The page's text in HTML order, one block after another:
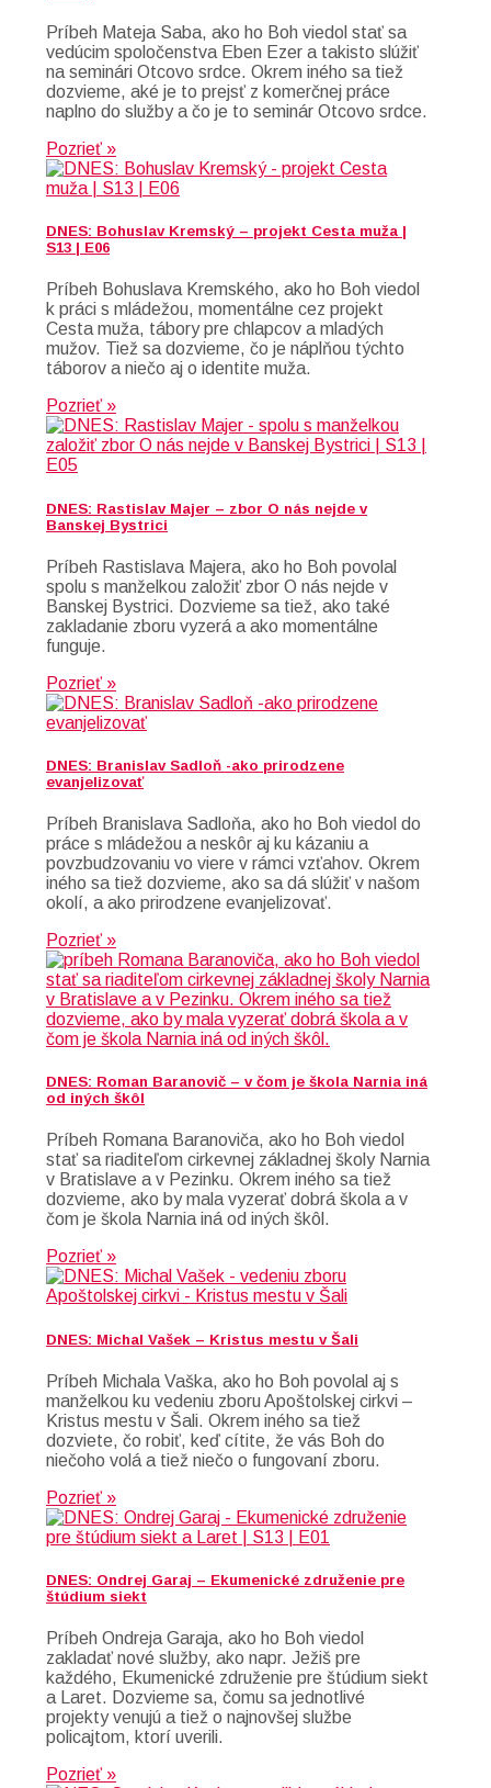
Príbeh Mateja Saba, ako ho Boh viedol stať sa
vedúcim spoločenstva Eben Ezer a takisto slúžiť
na seminári Otcovo srdce. Okrem iného sa tiež
dozvieme, aké je to prejsť z komerčnej práce
naplno do služby a čo je to seminár Otcovo srdce.
Pozrieť »
DNES: Bohuslav Kremský – projekt Cesta muža |
S13 | E06
Príbeh Bohuslava Kremského, ako ho Boh viedol
k práci s mládežou, momentálne cez projekt
Cesta muža, tábory pre chlapcov a mladých
mužov. Tiež sa dozvieme, čo je náplňou týchto
táborov a niečo aj o identite muža.
Pozrieť »
DNES: Rastislav Majer – zbor O nás nejde v
Banskej Bystrici
Príbeh Rastislava Majera, ako ho Boh povolal
spolu s manželkou založiť zbor O nás nejde v
Banskej Bystrici. Dozvieme sa tiež, ako také
zakladanie zboru vyzerá a ako momentálne
funguje.
Pozrieť »
DNES: Branislav Sadloň -ako prirodzene
evanjelizovať
Príbeh Branislava Sadloňa, ako ho Boh viedol do
práce s mládežou a neskôr aj ku kázaniu a
povzbudzovaniu vo viere v rámci vzťahov. Okrem
iného sa tiež dozvieme, ako sa dá slúžiť v našom
okolí, a ako prirodzene evanjelizovať.
Pozrieť »
DNES: Roman Baranovič – v čom je škola Narnia iná
od iných škôl
Príbeh Romana Baranoviča, ako ho Boh viedol
stať sa riaditeľom cirkevnej základnej školy Narnia
v Bratislave a v Pezinku. Okrem iného sa tiež
dozvieme, ako by mala vyzerať dobrá škola a v
čom je škola Narnia iná od iných škôl.
Pozrieť »
DNES: Michal Vašek – Kristus mestu v Šali
Príbeh Michala Vaška, ako ho Boh povolal aj s
manželkou ku vedeniu zboru Apoštolskej cirkvi –
Kristus mestu v Šali. Okrem iného sa tiež
dozviete, čo robiť, keď cítite, že vás Boh do
niečoho volá a tiež niečo o fungovaní zboru.
Pozrieť »
DNES: Ondrej Garaj – Ekumenické združenie pre
štúdium siekt
Príbeh Ondreja Garaja, ako ho Boh viedol
zakladať nové služby, ako napr. Ježiš pre
každého, Ekumenické združenie pre štúdium siekt
a Laret. Dozvieme sa, čomu sa jednotlivé
projekty venujú a tiež o najnovšej službe
policajtom, ktorí uverili.
Pozrieť »